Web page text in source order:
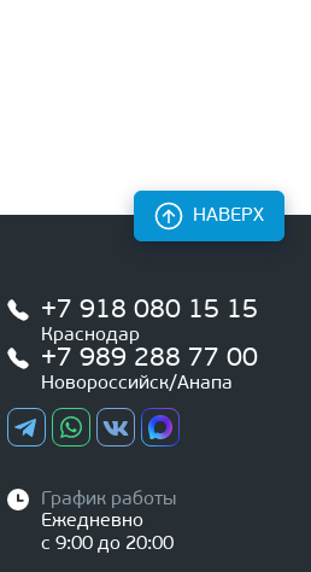
+7 918 080 15 15
Краснодар
+7 989 288 77 00
Новороссийск/Анапа
График работы
Ежедневно
с 9:00 до 20:00
НАВЕРХ